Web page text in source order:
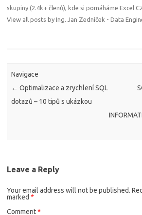
skupiny (2.4k+ členů), kde si pomáháme Excel
View all posts by Ing. Jan Zedníček - Data
Navigace
← Optimalizace a zrychlení SQL
dotazů – 10 tipů s ukázkou
Leave a Reply
Your email address will not be published.
marked *
Comment*